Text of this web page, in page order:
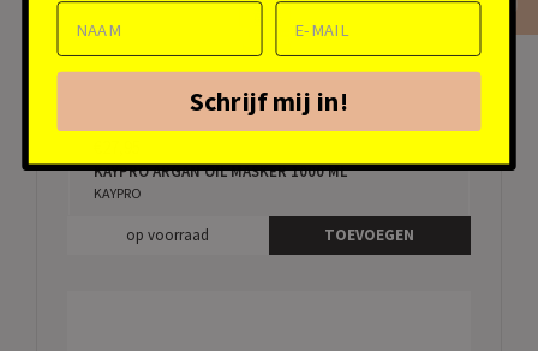
KAYPRO ARGAN OIL MASKER 1000 ML
KAYPRO
op voorraad TOEVOEGEN
Schrijf mij in!